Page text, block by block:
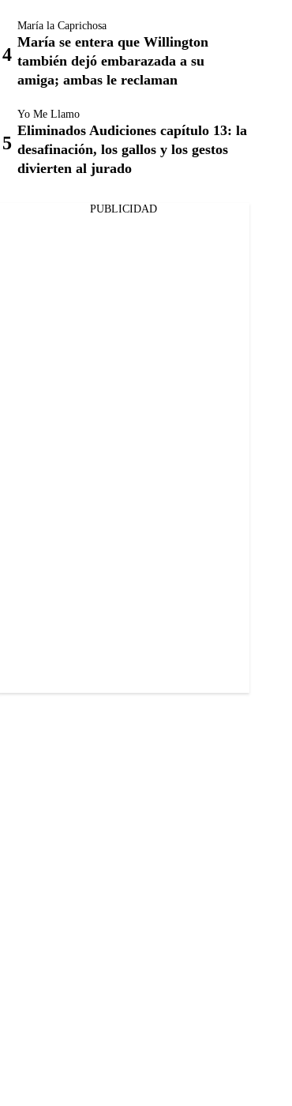
María la Caprichosa
María se entera que Willington
también dejó embarazada a su
amiga; ambas le reclaman
Yo Me Llamo
Eliminados Audiciones capítulo 13: la
desafinación, los gallos y los gestos
divierten al jurado
PUBLICIDAD